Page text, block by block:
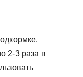
2-3 раза в